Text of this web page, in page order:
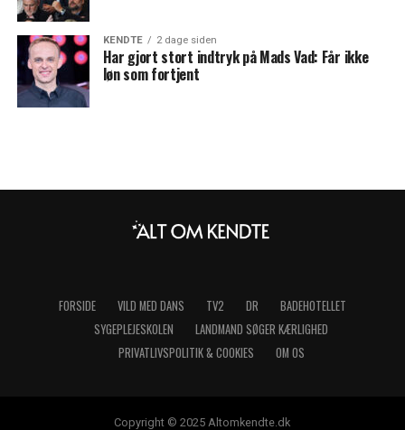
KENDTE 2 dage siden
Har gjort stort indtryk på Mads Vad: Får ikke
løn som fortjent
FORSIDE VILD MED DANS TV2 DR
BADEHOTELLET
SYGEPLEJESKOLEN
LANDMAND SØGER KÆRLIGHED
PRIVATLIVSPOLITIK & COOKIES
OM OS
Copyright © 2025 Altomkendte.dk